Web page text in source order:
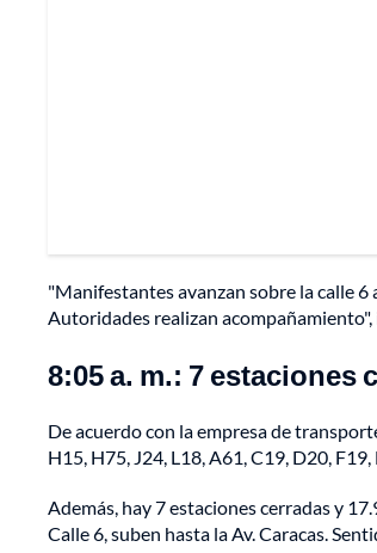
"Manifestantes avanzan sobre la calle
Autoridades realizan
8:05 a. m.: 7 estaciones
De acuerdo con la empresa de
H15, H75, J24, L18, A61, C19, D20,
Además, hay 7 estaciones cerradas y
Calle 6, suben hasta la Av. Caracas.